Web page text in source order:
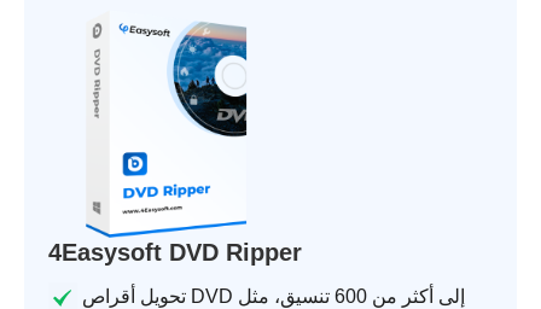
4Easysoft DVD Ripper
تحويل أقراص DVD إلى أكثر من 600 تنسيق، مثل